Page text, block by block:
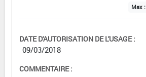
Max :
DATE D'AUTORISATION DE L'USAGE :
09/03/2018
COMMENTAIRE :